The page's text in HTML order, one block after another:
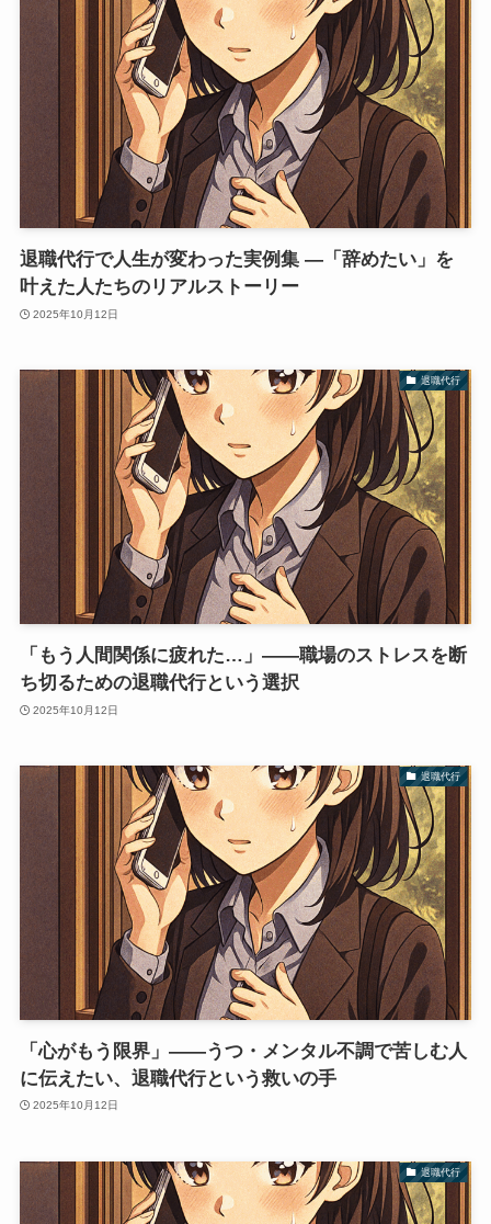
退職代行で人生が変わった実例集 ―「辞めたい」を
叶えた人たちのリアルストーリー
2025年10月12日
退職代行
「もう人間関係に疲れた…」――職場のストレスを断
ち切るための退職代行という選択
2025年10月12日
退職代行
「心がもう限界」――うつ・メンタル不調で苦しむ人
に伝えたい、退職代行という救いの手
2025年10月12日
退職代行